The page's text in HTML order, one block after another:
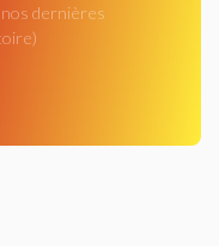
dernières